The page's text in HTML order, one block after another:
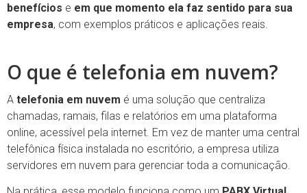
benefícios e em que momento ela faz sentido para sua
empresa, com exemplos práticos e aplicações reais.
O que é telefonia em nuvem?
A telefonia em nuvem é uma solução que centraliza
chamadas, ramais, filas e relatórios em uma plataforma
online, acessível pela internet. Em vez de manter uma central
telefônica física instalada no escritório, a empresa utiliza
servidores em nuvem para gerenciar toda a comunicação.